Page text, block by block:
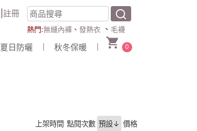
註冊
熱門:無縫內褲 、 發熱衣 、 毛襪
夏日防曬 秋冬保暖 0
上架時間 點閱次數 預設↓ 價格